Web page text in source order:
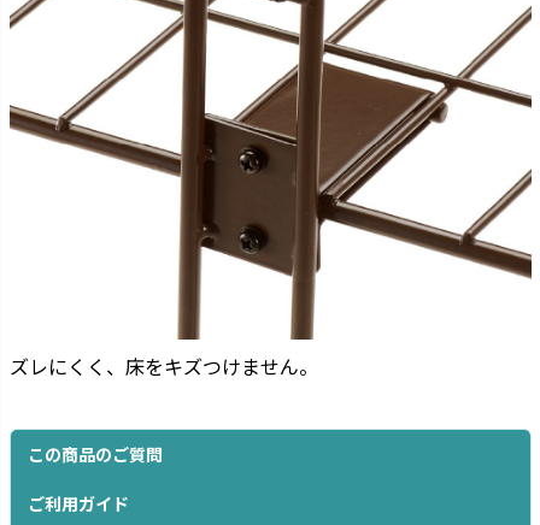
ズレにくく、床をキズつけません。
この商品のご質問
ご利用ガイド